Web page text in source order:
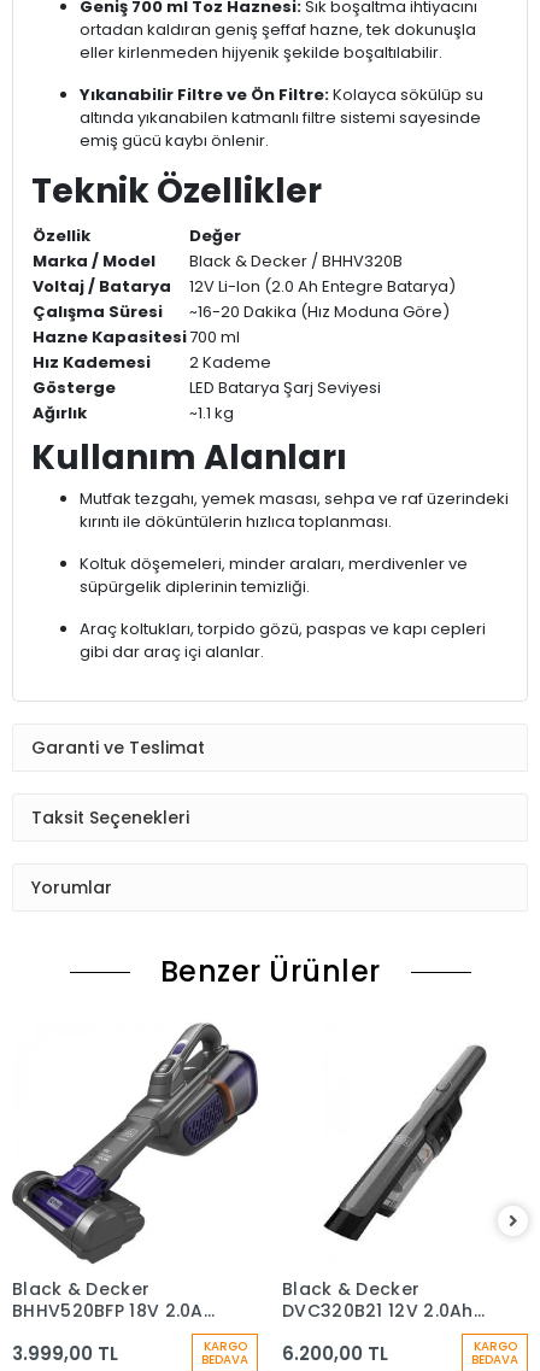
Geniş 700 ml Toz Haznesi:Sık boşaltma ihtiyacını
ortadan kaldıran geniş şeffaf hazne, tek dokunuşla
eller kirlenmeden hijyenik şekilde boşaltılabilir.
Yıkanabilir Filtre ve Ön Filtre:Kolayca sökülüp su
altında yıkanabilen katmanlı filtre sistemi sayesinde
emiş gücü kaybı önlenir.
Teknik Özellikler
Özellik
Değer
Marka / Model
Black & Decker / BHHV320B
Voltaj / Batarya
12V Li-Ion (2.0 Ah Entegre Batarya)
Çalışma Süresi
~16-20 Dakika (Hız Moduna Göre)
Hazne Kapasitesi700 ml
Hız Kademesi
2 Kademe
Gösterge
LED Batarya Şarj Seviyesi
Ağırlık
~1.1 kg
Kullanım Alanları
Mutfak tezgahı, yemek masası, sehpa ve raf üzerindeki
kırıntı ile döküntülerin hızlıca toplanması.
Koltuk döşemeleri, minder araları, merdivenler ve
süpürgelik diplerinin temizliği.
Araç koltukları, torpido gözü, paspas ve kapı cepleri
gibi dar araç içi alanlar.
Garanti ve Teslimat
Taksit Seçenekleri
Yorumlar
Benzer Ürünler
Black & Decker
BHHV520BFP 18V 2.0Ah
Pet Smart Tech Şarjlı El
Süpürgesi
3.999,00 TL KARGO
BEDAVA
Black & Decker
DVC320B21 12V 2.0Ah
6.200,00 TL KARGO
BEDAVA